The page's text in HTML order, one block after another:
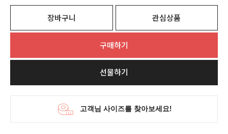
장바구니 관심상품
구매하기
선물하기